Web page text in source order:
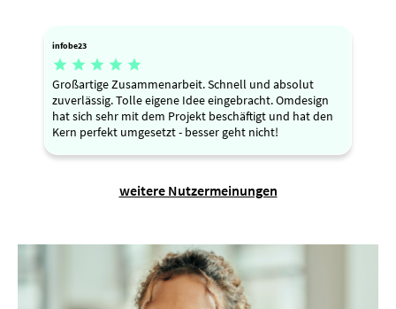
infobe23
    
Großartige Zusammenarbeit. Schnell und absolut
zuverlässig. Tolle eigene Idee eingebracht. Omdesign
hat sich sehr mit dem Projekt beschäftigt und hat den
Kern perfekt umgesetzt - besser geht nicht!
weitere Nutzermeinungen